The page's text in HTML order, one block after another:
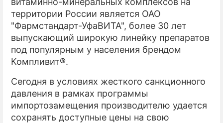
территории России является ОАО
"Фармстандарт-УфаВИТА", более 30 лет
выпускающий широкую линейку препаратов
под популярным у населения брендом
Компливит®.
Сегодня в условиях жесткого санкционного
давления в рамках программы
импортозамещения производителю удается
сохранять доступные цены на свою